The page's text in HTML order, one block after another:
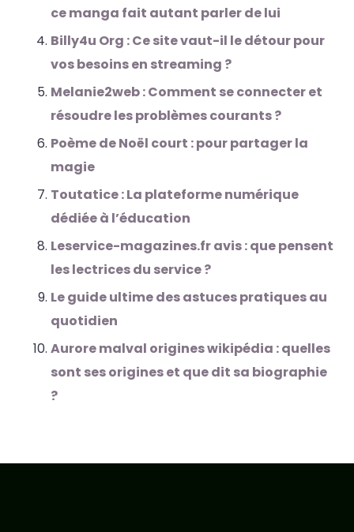
ce manga fait autant parler de lui
Billy4u Org : Ce site vaut-il le détour pour
vos besoins en streaming ?
Melanie2web : Comment se connecter et
résoudre les problèmes courants ?
Poème de Noël court : pour partager la
magie
Toutatice : La plateforme numérique
dédiée à l’éducation
Leservice-magazines.fr avis : que pensent
les lectrices du service ?
Le guide ultime des astuces pratiques au
quotidien
Aurore malval origines wikipédia : quelles
sont ses origines et que dit sa biographie
?